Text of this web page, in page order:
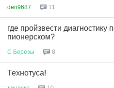
den9687 11
где пройзвести диагностику
пионерском?
С Берёзы 8
Технотуса!